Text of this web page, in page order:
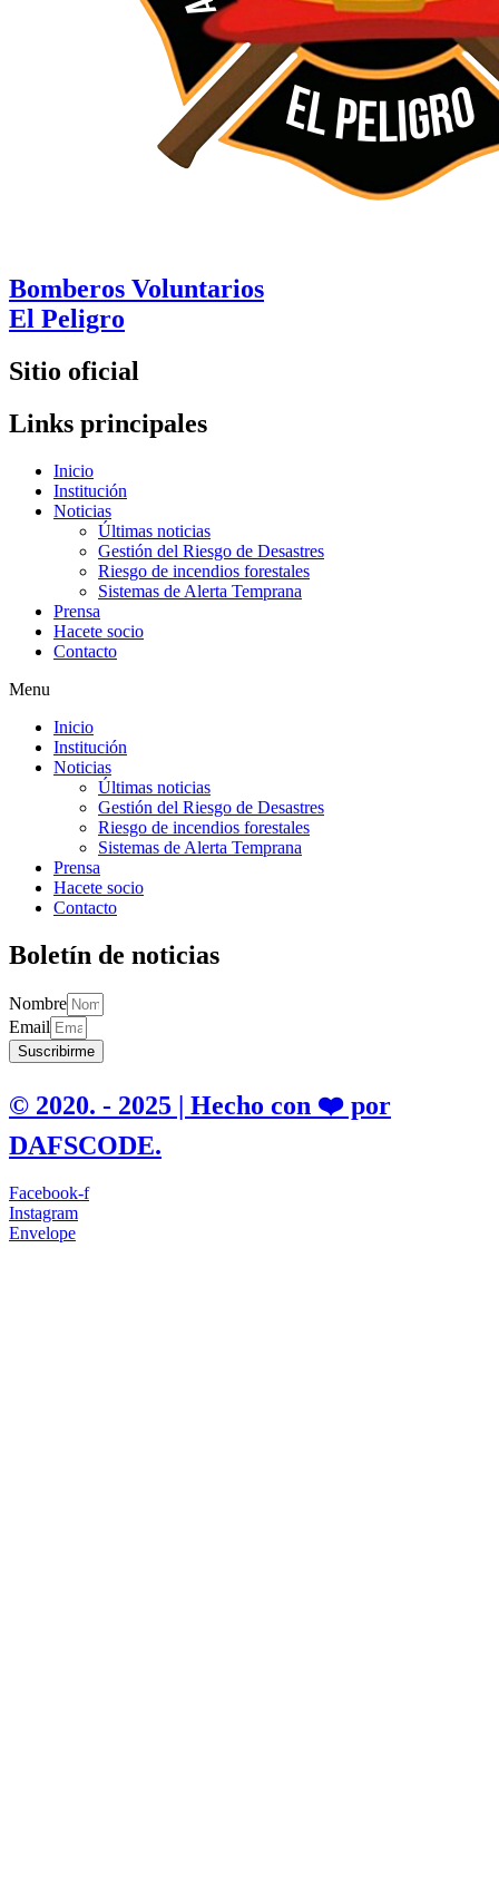
Bomberos Voluntarios
El Peligro
Sitio oficial
Links principales
Inicio
Institución
Noticias
Últimas noticias
Gestión del Riesgo de Desastres
Riesgo de incendios forestales
Sistemas de Alerta Temprana
Prensa
Hacete socio
Contacto
Menu
Inicio
Institución
Noticias
Últimas noticias
Gestión del Riesgo de Desastres
Riesgo de incendios forestales
Sistemas de Alerta Temprana
Prensa
Hacete socio
Contacto
Boletín de noticias
Nombre
Email
Suscribirme
© 2020. - 2025 | Hecho con ❤️ por
DAFSCODE.
Facebook-f
Instagram
Envelope